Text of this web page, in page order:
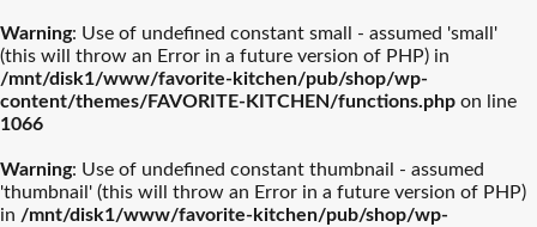
Warning: Use of undefined constant small - assumed 'small'
(this will throw an Error in a future version of PHP) in
/mnt/disk1/www/favorite-kitchen/pub/shop/wp-
content/themes/FAVORITE-KITCHEN/functions.php on line
1066
Warning: Use of undefined constant thumbnail - assumed
'thumbnail' (this will throw an Error in a future version of PHP)
in /mnt/disk1/www/favorite-kitchen/pub/shop/wp-